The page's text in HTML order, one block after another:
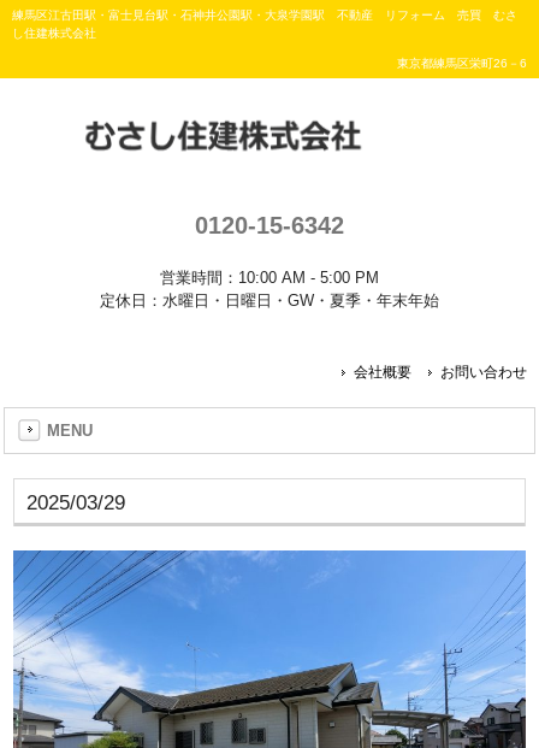
練馬区江古田駅・富士見台駅・石神井公園駅・大泉学園駅 不動産 リフォーム 売買 むさ
し住建株式会社
東京都練馬区栄町26－6
0120-15-6342
営業時間：10:00 AM - 5:00 PM
定休日：水曜日・日曜日・GW・夏季・年末年始
会社概要 お問い合わせ
MENU
2025/03/29